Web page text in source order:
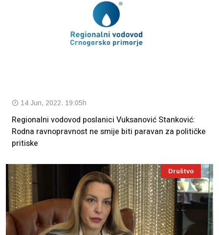
14 Jun, 2022. 19:05h
Regionalni vodovod poslanici Vuksanović Stanković:
Rodna ravnopravnost ne smije biti paravan za političke
pritiske
Društvo